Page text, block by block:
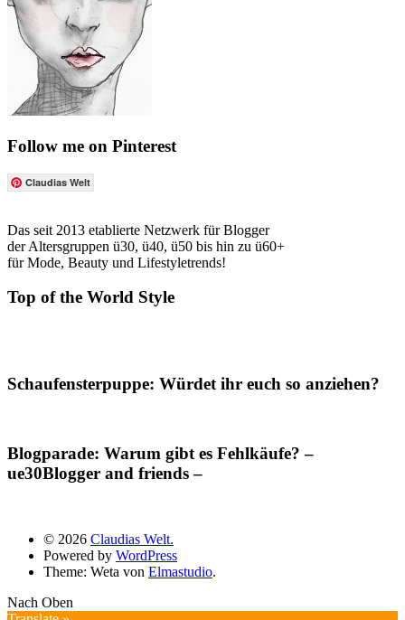
Follow me on Pinterest
Claudias Welt
Das seit 2013 etablierte Netzwerk für Blogger
der Altersgruppen ü30, ü40, ü50 bis hin zu ü60+
für Mode, Beauty und Lifestyletrends!
Top of the World Style
Schaufensterpuppe: Würdet ihr euch so anziehen?
Blogparade: Warum gibt es Fehlkäufe? –
ue30Blogger and friends –
© 2026 Claudias Welt.
Powered by WordPress
Theme: Weta von Elmastudio.
Nach Oben